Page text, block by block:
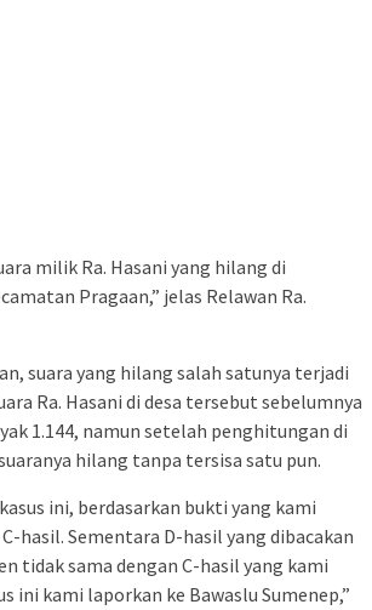
milik Ra. Hasani yang hilang di
Pragaan,” jelas Relawan Ra.
suara yang hilang salah satunya terjadi
Ra. Hasani di desa tersebut sebelumnya
1.144, namun setelah penghitungan di
hilang tanpa tersisa satu pun.
ini, berdasarkan bukti yang kami
hasil. Sementara D-hasil yang dibacakan
tidak sama dengan C-hasil yang kami
ini kami laporkan ke Bawaslu Sumenep,”